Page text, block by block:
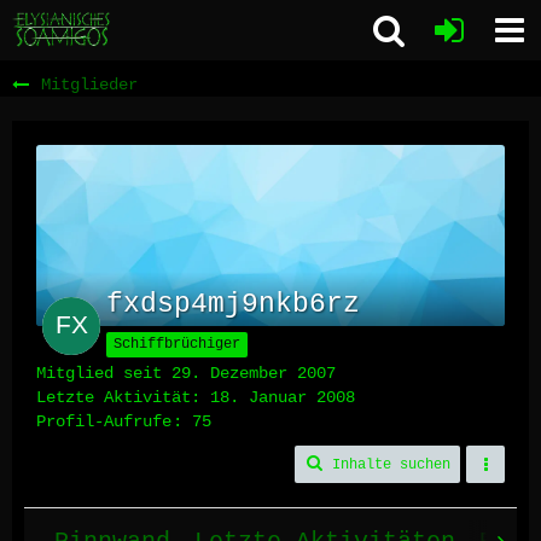
Mitglieder
fxdsp4mj9nkb6rz
Schiffbrüchiger
Mitglied seit 29. Dezember 2007
Letzte Aktivität: 18. Januar 2008
Profil-Aufrufe
75
Inhalte suchen